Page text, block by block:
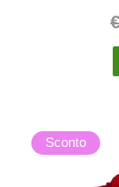
Sconto